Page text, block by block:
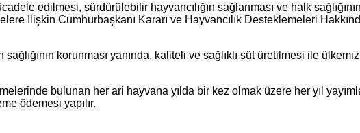
edilmesi, sürdürülebilir hayvancılığın sağlanması ve halk
İlişkin Cumhurbaşkanı Kararı ve Hayvancılık Desteklemeleri
korunması yanında, kaliteli ve sağlıklı süt üretilmesi ile
bulunan her ari hayvana yılda bir kez olmak üzere her yıl
ödemesi yapılır.